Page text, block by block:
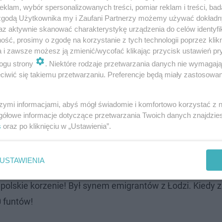
planów firmy Salling Group, dojdzie do tego nie
ponad rok sklepy będą jeszcze działały pod
ile kalorii ma hamburger i inne fast foody! [QUIZ]
korzenie!
korzenie! Był synem emigrantów z Łodzi. Kiedy
funtów!
wybór spersonalizowanych treści, pomiar reklam i treści,
Użytkownika my i Zaufani Partnerzy możemy używać
aktywnie skanować charakterystykę urządzenia do celów
prosimy o zgodę na korzystanie z tych technologii poprzez
i zawsze możesz ją zmienić/wycofać klikając przycisk ustawień
strony
. Niektóre rodzaje przetwarzania danych nie
się takiemu przetwarzaniu. Preferencje będą miały
informacjami, abyś mógł świadomie i komfortowo korzystać z
informacje dotyczące przetwarzania Twoich danych
oraz po kliknięciu w „Ustawienia”.
USTAWIENIA